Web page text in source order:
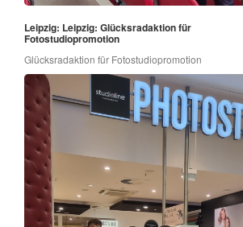
Leipzig: Leipzig: Glücksradaktion für
Fotostudiopromotion
Glücksradaktion für Fotostudiopromotion